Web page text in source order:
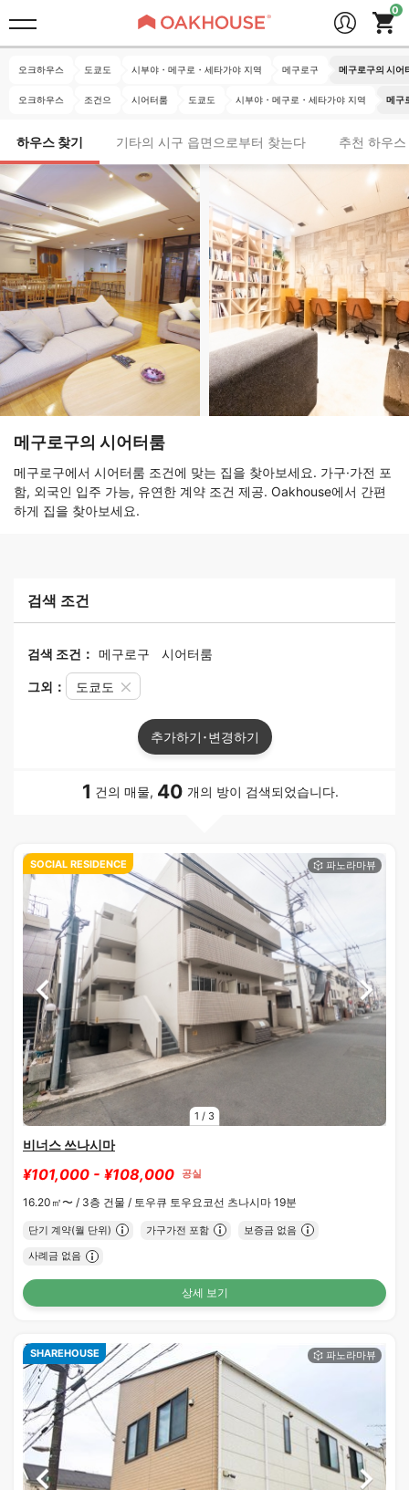
오크하우스 도쿄도 시부야・메구로・세타가야 지역 메구로구 메구로구의 시어
오크하우스 조건으 시어터룸 도쿄도 시부야・메구로・세타가야 지역 메구
하우스 찾기 기타의 시구 읍면으로부터 찾는다 추천 하우스
메구로구의 시어터룸
메구로구에서 시어터룸 조건에 맞는 집을 찾아보세요. 가구·가전 포
함, 외국인 입주 가능, 유연한 계약 조건 제공. Oakhouse에서 간편
하게 집을 찾아보세요.
검색 조건
검색 조건： 메구로구 시어터룸
그외： 도쿄도
추가하기･변경하기
1 건의 매물, 40 개의 방이 검색되었습니다.
1 / 3
SOCIAL RESIDENCE
비너스 쓰나시마
¥101,000 - ¥108,000 공실
16.20㎡〜 / 3층 건물 / 토우큐 토우요코선 츠나시마 19분
단기 계약(월 단위) 가구가전 포함 보증금 없음
사례금 없음
상세 보기
SHAREHOUSE